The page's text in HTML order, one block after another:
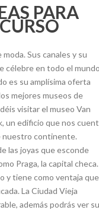
PARA
Sus canales y su
célebre en todo el
es su amplísima oferta
mejores museos de
visitar el museo Van
un edificio que nos
nuestro continente.
las joyas que esconde
Praga, la capital checa.
y tiene como ventaja
La Ciudad Vieja
además podrás ver su